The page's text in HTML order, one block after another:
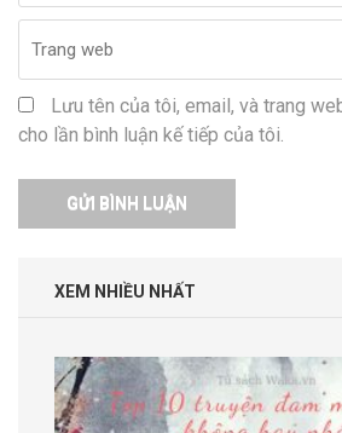
Lưu tên của tôi, email, và trang
cho lần bình luận kế tiếp của tôi.
XEM NHIỀU NHẤT